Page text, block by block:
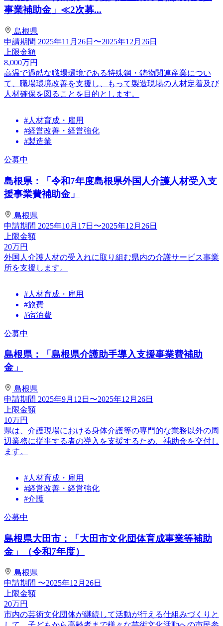
事業補助金」≪2次募...
島根県
申請期間 2025年11月26日〜2025年12月26日
上限金額
8,000万円
高温で過酷な職場環境である特殊鋼・鋳物関連産業につい
て、職場環境改善を支援し、もって製造現場の人材定着及び
人材確保を図ることを目的とします。
#人材育成・雇用
#経営改善・経営強化
#製造業
公募中
島根県：「令和7年度島根県外国人介護人材受入支
援事業費補助金」
島根県
申請期間 2025年10月17日〜2025年12月26日
上限金額
20万円
外国人介護人材の受入れに取り組む県内の介護サービス事業
所を支援します。
#人材育成・雇用
#旅費
#宿泊費
公募中
島根県：「島根県介護助手導入支援事業費補助
金」
島根県
申請期間 2025年9月12日〜2025年12月26日
上限金額
10万円
県は、介護現場における身体介護等の専門的な業務以外の周
辺業務に従事する者の導入を支援するため、補助金を交付し
ます。
#人材育成・雇用
#経営改善・経営強化
#介護
公募中
島根県大田市：「大田市文化団体育成事業等補助
金」（令和7年度）
島根県
申請期間 〜2025年12月26日
上限金額
20万円
市内の芸術文化団体が継続して活動が行える仕組みづくりと